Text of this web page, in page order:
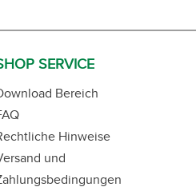
SERVICE
Bereich
Hinweise
und